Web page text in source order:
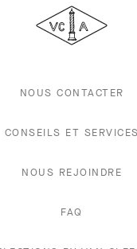
&
Arpels
NOUS CONTACTER
CONSEILS ET SERVICES
NOUS REJOINDRE
FAQ